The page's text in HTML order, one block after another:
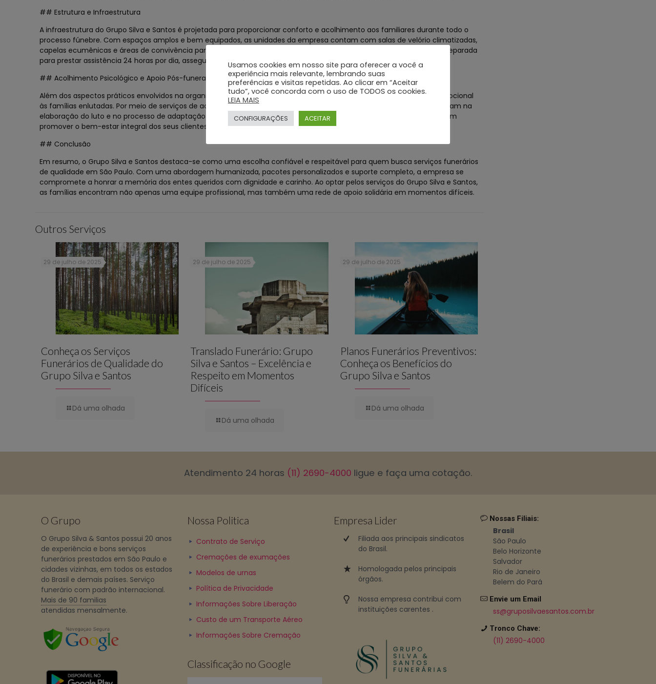
## Estrutura e Infraestrutura
A infraestrutura do Grupo Silva e Santos é projetada para proporcionar conforto e acolhimento aos familiares durante todo o
processo fúnebre. Com espaços amplos e bem equipados, as unidades da empresa contam com salas de velório climatizadas,
capelas ecumênicas e áreas de convivência para momentos de reflexão. A equipe de profissionais qualificados está preparada
para prestar assistência 24 horas por dia, assegurando um suporte integral aos clientes.
## Acolhimento Psicológico e Apoio Pós-funeral
Além dos aspectos práticos envolvidos na organização do funeral, o Grupo Silva e Santos também oferece suporte emocional
às famílias enlutadas. Por meio de serviços de acolhimento psicológico especializado, os profissionais da empresa auxiliam na
elaboração do luto e no processo de adaptação à perda. Esse cuidado contínuo demonstra o compromisso do grupo em
promover o bem-estar integral dos seus clientes mesmo após a realização do funeral.
## Conclusão
Em resumo, o Grupo Silva e Santos destaca-se como uma escolha confiável e respeitável para quem busca serviços funerários
de qualidade em São Paulo. Com uma abordagem humanizada, pacotes personalizados e suporte completo, a empresa se
compromete a honrar a memória dos entes queridos com dignidade e carinho. Ao optar pelos serviços do Grupo Silva e Santos,
as famílias encontram não apenas uma equipe profissional, mas também uma rede de apoio solidária em momentos difíceis.
Outros Serviços
29 de julho de 2025
Conheça os Serviços
Funerários de Qualidade do
Grupo Silva e Santos
Dá uma olhada
29 de julho de 2025
Translado Funerário: Grupo
Silva e Santos – Excelência e
Respeito em Momentos
Difíceis
Dá uma olhada
29 de julho de 2025
Planos Funerários Preventivos:
Conheça os Benefícios do
Grupo Silva e Santos
Dá uma olhada
Atendimento 24 horas (11) 2690-4000 ligue e faça uma cotação.
O Grupo
O Grupo Silva & Santos possui 20 anos
de experiência e bons serviços
funerários prestados em São Paulo e
cidades vizinhas, em todos os estados
do Brasil e demais países. Serviço
funerário com padrão internacional.
Mais de 90 familias
atendidas mensalmente.
Nossa Politica
Contrato de Serviço
Cremações de exumações
Modelos de urnas
Política de Privacidade
Informações Sobre Liberação
Custo de um Transporte Aéreo
Informações Sobre Cremação
Classificação no Google
Empresa Lider
Filiada aos principais sindicatos
do Brasil.
Homologada pelos principais
órgãos.
Nossa empresa contribui com
instituições carentes .
Nossas Filiais:
Brasil
São Paulo
Belo Horizonte
Salvador
Rio de Janeiro
Belem do Pará
Envie um Email
ss@gruposilvaesantos.com.br
Tronco Chave:
(11) 2690-4000
Usamos cookies em nosso site para oferecer a você a
experiência mais relevante, lembrando suas
preferências e visitas repetidas. Ao clicar em “Aceitar
tudo”, você concorda com o uso de TODOS os cookies.
LEIA MAIS
CONFIGURAÇÕES ACEITAR